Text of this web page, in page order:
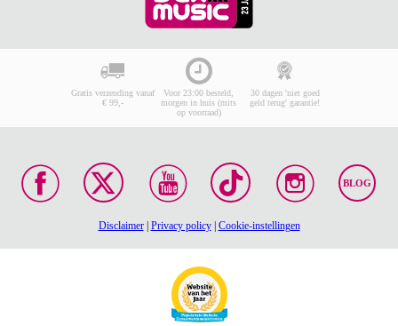
Gratis verzending vanaf
€ 99,-
Voor 23:00 besteld,
morgen in huis (mits
op voorraad)
30 dagen 'niet goed
geld terug' garantie!
BLOG
Disclaimer| Privacy policy| Cookie-instellingen